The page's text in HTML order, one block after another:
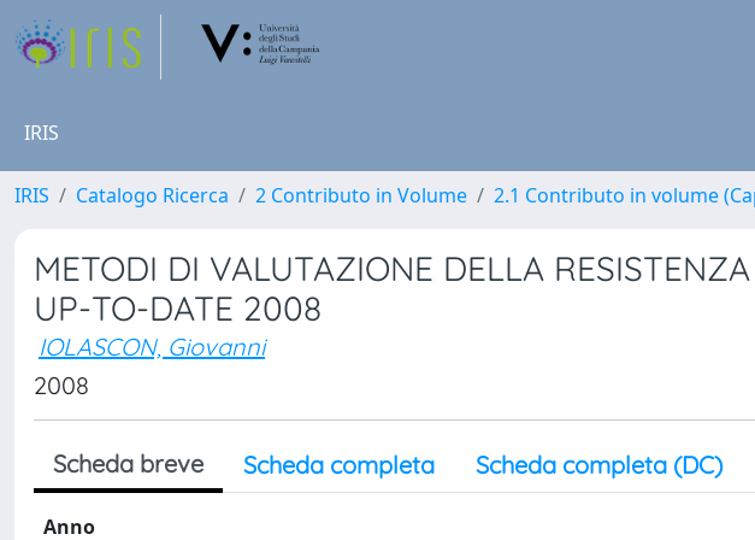
IRIS
IRIS Catalogo Ricerca 2 Contributo in Volume 2.1 Contributo in volume
METODI DI VALUTAZIONE DELLA
UP-TO-DATE 2008
IOLASCON, Giovanni
2008
Scheda breve Scheda completa Scheda completa (DC)
Anno